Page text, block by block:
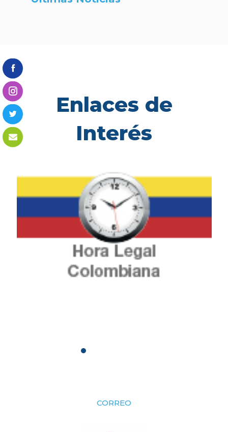
Enlaces de
Interés
CORREO